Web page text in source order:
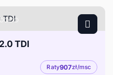
TDI
Raty907zł/msc